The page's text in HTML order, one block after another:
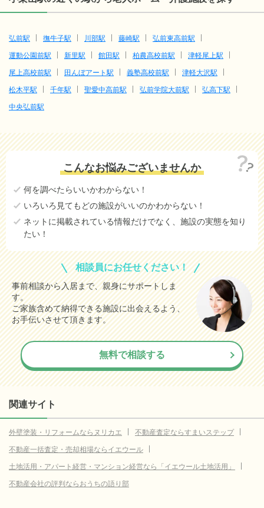
弘前駅 撫牛子駅 川部駅 藤崎駅
弘前東高前駅
運動公園前駅
新里駅 館田駅 柏農高校前駅
津軽尾上駅
尾上高校前駅
田んぼアート駅 義塾高校前駅
津軽大沢駅
松木平駅
千年駅 聖愛中高前駅 弘前学院大前駅
弘高下駅
中央弘前駅
こんなお悩みございませんか
何を調べたらいいかわからない！
いろいろ見てもどの施設がいいのかわからない！
ネットに掲載されている情報だけでなく、施設の実態を知り
たい！
相談員にお任せください！
事前相談から入居まで、親身にサポートしま
す。
ご家族含めて納得できる施設に出会えるよう、
お手伝いさせて頂きます。
無料で相談する
関連サイト
外壁塗装・リフォームならヌリカエ
不動産査定ならすまいステップ
不動産一括査定・売却相場ならイエウール
土地活用・アパート経営・マンション経営なら「イエウール土地活用」
不動産会社の評判ならおうちの語り部